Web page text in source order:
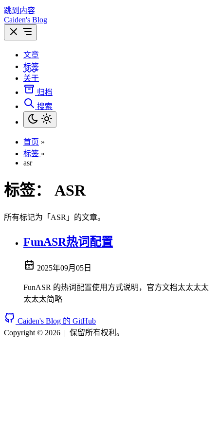
跳到内容
Caiden's Blog
文章
标签
关于
归档
搜索
首页 »
标签 »
asr
标签： ASR
所有标记为「ASR」的文章。
FunASR热词配置
2025年09月05日
FunASR 的热词配置使用方式说明，官方文档太太太太
太太太简略
Caiden's Blog 的 GitHub
Copyright © 2026 | 保留所有权利。